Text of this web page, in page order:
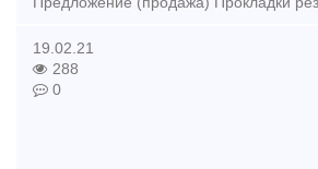
19.02.21
288
0